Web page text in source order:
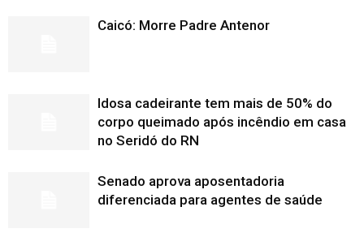
Caicó: Morre Padre Antenor
Idosa cadeirante tem mais de 50% do
corpo queimado após incêndio em casa
no Seridó do RN
Senado aprova aposentadoria
diferenciada para agentes de saúde